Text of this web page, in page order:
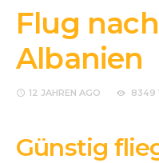
Flug
Albanien
12 JAHREN AGO 8349
Günstig